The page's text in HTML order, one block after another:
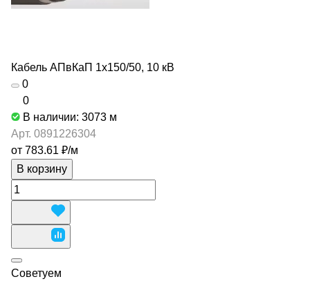
Кабель АПвКаП 1х150/50, 10 кВ
0
0
В наличии: 3073 м
Арт. 0891226304
от 783.61 ₽/м
В корзину
Советуем